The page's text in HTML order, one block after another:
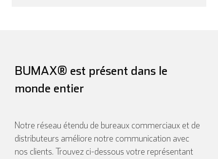
BUMAX® est présent dans le
monde entier
Notre réseau étendu de bureaux commerciaux et de
distributeurs améliore notre communication avec
nos clients. Trouvez ci-dessous votre représentant